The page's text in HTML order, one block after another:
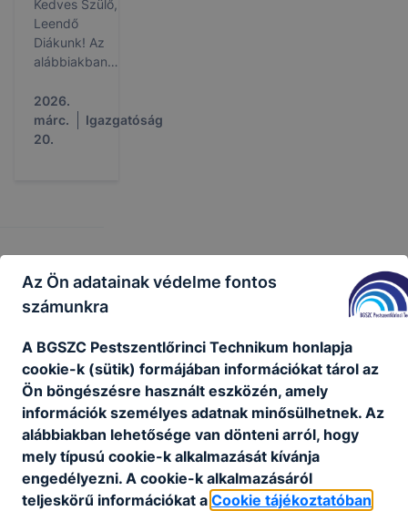
Kedves Szülő,
Leendő
Diákunk! Az
alábbiakban
BGSZC
Pestszentlőrinci
Technikum
2026.
márc.
20.
Igazgatóság
Partnerein
k
Az Ön adatainak védelme fontos
számunkra
A BGSZC Pestszentlőrinci Technikum honlapja
cookie-k (sütik) formájában információkat tárol az
Ön böngészésre használt eszközén, amely
információk személyes adatnak minősülhetnek. Az
alábbiakban lehetősége van dönteni arról, hogy
mely típusú cookie-k alkalmazását kívánja
engedélyezni. A cookie-k alkalmazásáról
teljeskörű információkat a Cookie tájékoztatóban